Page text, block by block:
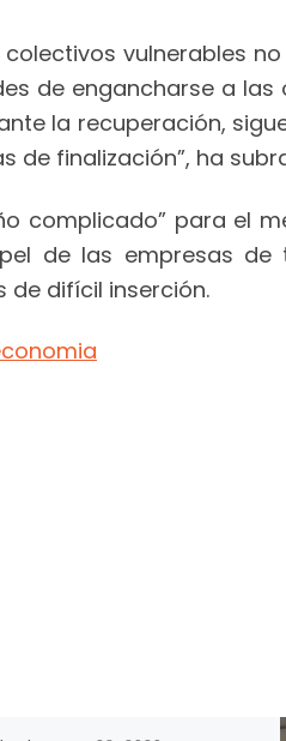
vulnerables
de engancharse a
la recuperación,
finalización”, ha
complicado” para el
de las empresas de
de difícil inserción.